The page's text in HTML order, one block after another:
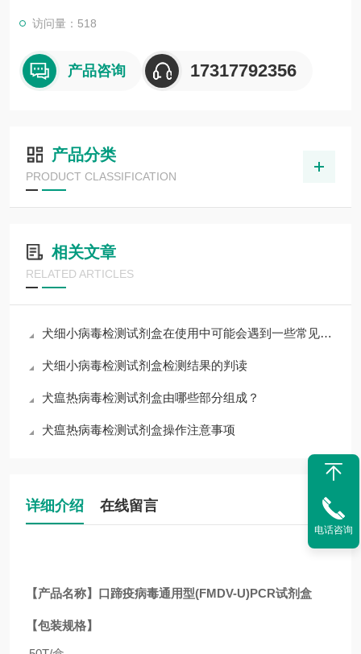
访问量：518
产品咨询 17317792356
产品分类
PRODUCT CLASSIFICATION
相关文章
RELATED ARTICLES
犬细小病毒检测试剂盒在使用中可能会遇到一些常见问题
犬细小病毒检测试剂盒检测结果的判读
犬瘟热病毒检测试剂盒由哪些部分组成？
犬瘟热病毒检测试剂盒操作注意事项
详细介绍 在线留言
【产品名称】口蹄疫病毒通用型(FMDV-U)PCR试剂盒
【包装规格】
电话咨询